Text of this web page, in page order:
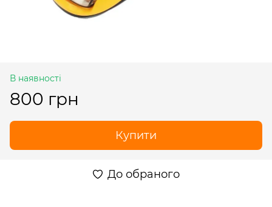
В наявності
800 грн
Купити
До обраного